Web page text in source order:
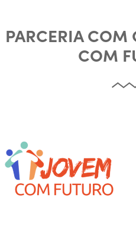
PARCERIA COM
COM